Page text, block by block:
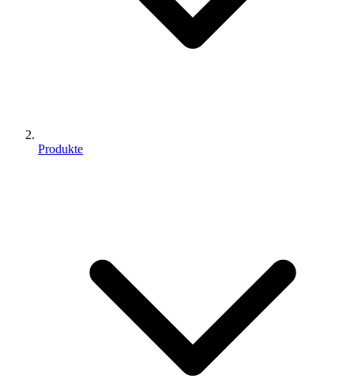
Produkte